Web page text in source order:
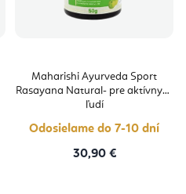
Maharishi Ayurveda Sport
Rasayana Natural- pre aktívnych
ľudí
Odosielame do 7-10 dní
30,90 €